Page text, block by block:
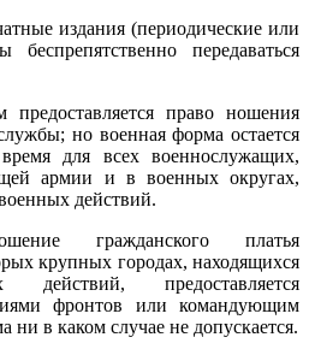
издания (периодические или
беспрепятственно передаваться
право ношения
но военная форма остается
для всех военнослужащих,
армии и в военных округах,
действий.
гражданского платья
крупных городах, находящихся
предоставляется
фронтов или командующим
в каком случае не допускается.